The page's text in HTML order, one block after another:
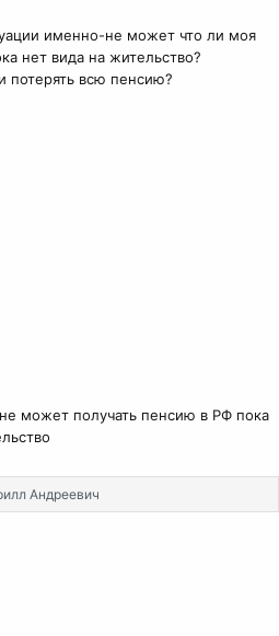
именно-не может что ли моя
нет вида на жительство?
потерять всю пенсию?
может получать пенсию в РФ пока
Андреевич